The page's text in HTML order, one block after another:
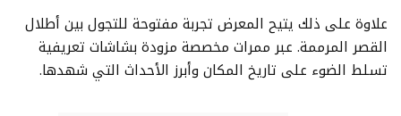
علاوة على ذلك يتيح المعرض تجربة مفتوحة للتجول بين أطلال
القصر المرممة. عبر ممرات مخصصة مزودة بشاشات تعريفية
تسلط الضوء على تاريخ المكان وأبرز الأحداث التي شهدها.